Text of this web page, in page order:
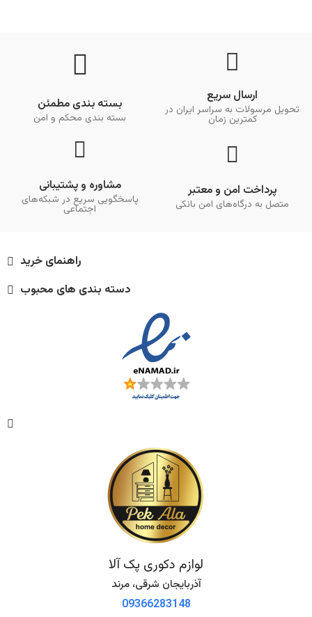
ارسال سریع
تحویل مرسولات به سراسر ایران در
کمترین زمان
بسته بندی مطمئن
بسته بندی محکم و امن
پرداخت امن و معتبر
متصل به درگاه‌های امن بانکی
مشاوره و پشتیبانی
پاسخگویی سریع در شبکه‌های
اجتماعی
راهنمای خرید
دسته بندی های محبوب
لوازم دکوری پک آلا
آذربایجان شرقی، مرند
09366283148